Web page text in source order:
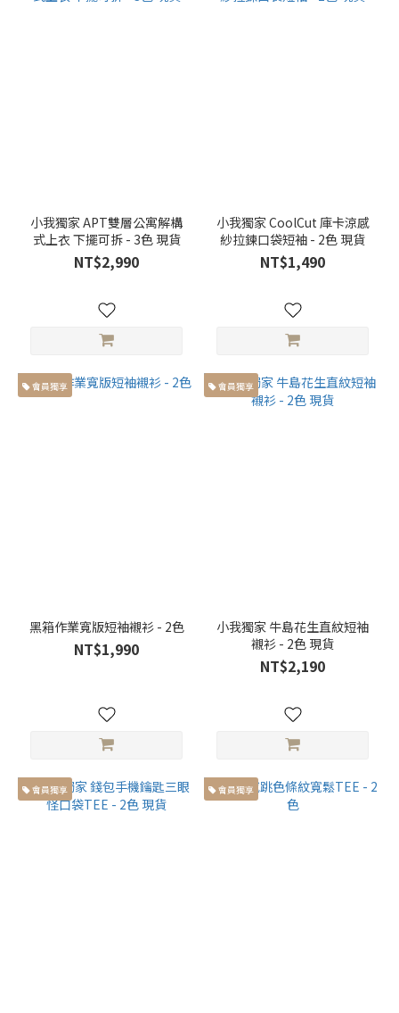
小我獨家 APT雙層公寓解構
式上衣 下擺可拆 - 3色 現貨
NT$2,990
小我獨家 CoolCut 庫卡涼感
紗拉鍊口袋短袖 - 2色 現貨
NT$1,490
會員獨享
黑箱作業寬版短袖襯衫 - 2色
NT$1,990
會員獨享
小我獨家 牛島花生直紋短袖
襯衫 - 2色 現貨
NT$2,190
會員獨享 會員獨享